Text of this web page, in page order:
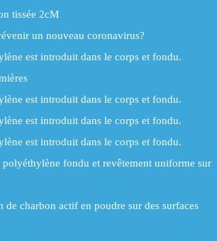
tissée 2cM
un nouveau coronavirus?
est introduit dans le corps et fondu.
est introduit dans le corps et fondu.
est introduit dans le corps et fondu.
est introduit dans le corps et fondu.
fondu et revêtement uniforme sur
de charbon actif en poudre sur des surfaces